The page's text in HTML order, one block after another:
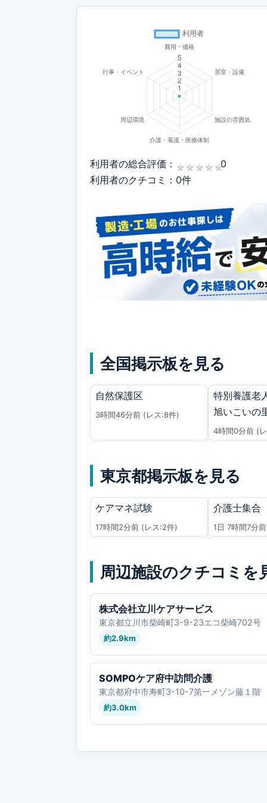
利用者の総合評価： ★ ★ ★ ★ ★
★ ★ ★ ★ ★0
利用者のクチコミ：0件
全国掲示板を見る
自然保護区
3時間46分前 (レス:8件)
特別養護老
旭いこいの
4時間0分前 (
東京都掲示板を見る
ケアマネ試験
17時間2分前 (レス:2件)
介護士集合
1日 7時間7分前
周辺施設のクチコミを
株式会社立川ケアサービス
東京都立川市柴崎町3-9-23エコ柴崎702号
約2.9km
SOMPOケア府中訪問介護
東京都府中市寿町3-10-7第一メゾン藤１
約3.0km